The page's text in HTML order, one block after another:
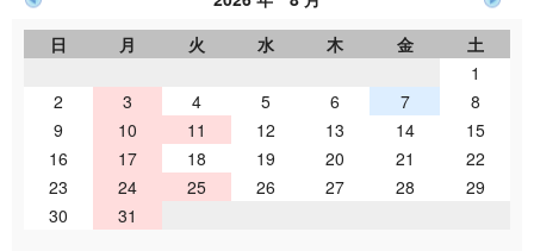
日
月 火 水 木 金
土
1
2
3 4 5 6 7
8
9
10 11 12 13 14
15
16
17 18 19 20 21
22
23
24 25 26 27 28
29
30
31